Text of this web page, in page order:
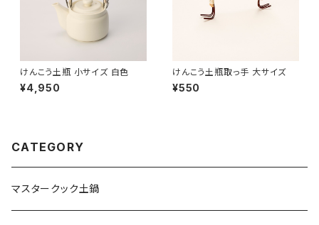
けんこう土瓶 小サイズ 白色
¥4,950
けんこう土瓶取っ手 大サイズ
¥550
CATEGORY
マスタークック土鍋